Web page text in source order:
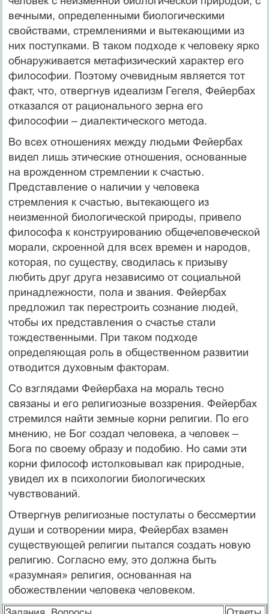
вечными, определенными биологическими
свойствами, стремлениями и вытекающими из
них поступками. В таком подходе к человеку ярко
обнаруживается метафизический характер его
философии. Поэтому очевидным является тот
факт, что, отвергнув идеализм Гегеля, Фейербах
отказался от рационального зерна его
философии – диалектического метода.
Во всех отношениях между людьми Фейербах
видел лишь этические отношения, основанные
на врожденном стремлении к счастью.
Представление о наличии у человека
стремления к счастью, вытекающего из
неизменной биологической природы, привело
философа к конструированию общечеловеческой
морали, скроенной для всех времен и народов,
которая, по существу, сводилась к призыву
любить друг друга независимо от социальной
принадлежности, пола и звания. Фейербах
предложил так перестроить сознание людей,
чтобы их представления о счастье стали
тождественными. При таком подходе
определяющая роль в общественном развитии
отводится духовным факторам.
Со взглядами Фейербаха на мораль тесно
связаны и его религиозные воззрения. Фейербах
стремился найти земные корни религии. По его
мнению, не Бог создал человека, а человек –
Бога по своему образу и подобию. Но сами эти
корни философ истолковывал как природные,
увидел их в психологии биологических
чувствований.
Отвергнув религиозные постулаты о бессмертии
души и сотворении мира, Фейербах взамен
существующей религии пытался создать новую
религию. Согласно ему, это должна быть
«разумная» религия, основанная на
обожествлении человека человеком.